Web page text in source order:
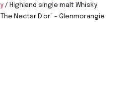
/ Highland single malt Whisky
Nectar D’or” – Glenmorangie